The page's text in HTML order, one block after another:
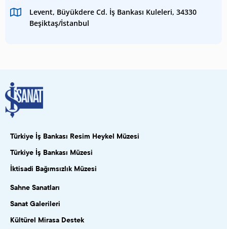
Levent, Büyükdere Cd. İş Bankası Kuleleri, 34330
Beşiktaş/İstanbul
Türkiye İş Bankası Resim Heykel Müzesi
Türkiye İş Bankası Müzesi
İktisadi Bağımsızlık Müzesi
Sahne Sanatları
Sanat Galerileri
Kültürel Mirasa Destek